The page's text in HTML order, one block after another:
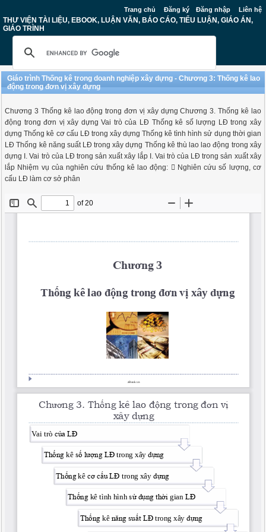
Trang chủ Đăng ký Đăng nhập Liên hệ
THƯ VIỆN TÀI LIỆU, EBOOK, LUẬN VĂN, BÁO CÁO, TIỂU LUẬN, GIÁO ÁN,
GIÁO TRÌNH
Giáo trình Thống kê trong doanh nghiệp xây dựng - Chương 3: Thống kê lao
động trong đơn vị xây dựng
Chương 3 Thống kê lao động trong đơn vị xây dựng Chương 3. Thống kê lao
động trong đơn vị xây dựng Vai trò của LĐ Thống kê số lượng LĐ trong xây
dựng Thống kê cơ cấu LĐ trong xây dựng Thống kê tình hình sử dụng thời gian
LĐ Thống kê năng suất LĐ trong xây dựng Thống kê thù lao lao động trong xây
dựng I. Vai trò của LĐ trong sản xuất xây lắp I. Vai trò của LĐ trong sản xuất xây
lắp Nhiệm vụ của nghiên cứu thống kê lao động:  Nghiên cứu số lượng, cơ
cấu LĐ làm cơ sở phân